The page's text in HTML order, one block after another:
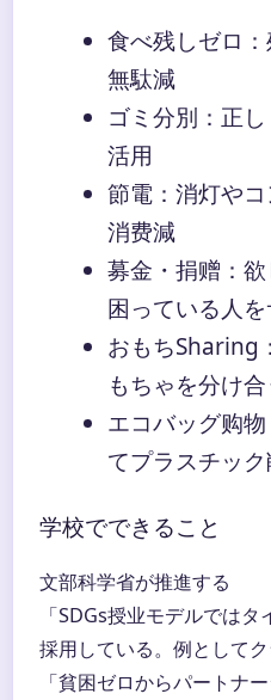
食べ残しゼロ
無駄減
ゴミ分別：正
活用
節電：消灯や
消费減
募金・捐赠：
困っている人を
おもちSharing
もちゃを分け合
エコバッグ购
てプラスチッ
学校でできること
文部科学省が推進する
「SDGs授业モデルでは
採用している。例として
「貧困ゼロからパートナー